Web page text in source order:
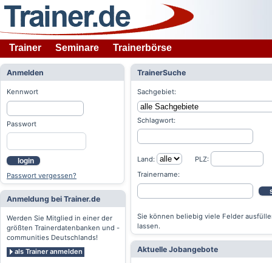
Trainer Seminare Trainerbörse
Anmelden
Kennwort
Passwort
login
Passwort vergessen?
Anmeldung bei Trainer.de
Werden Sie Mitglied in einer der
größten Trainerdatenbanken und -
communities Deutschlands!
als Trainer anmelden
TrainerSuche
Sachgebiet:
Schlagwort:
Land:
PLZ:
Trainername:
Sie können beliebig viele Felder
lassen.
Aktuelle Jobangebote